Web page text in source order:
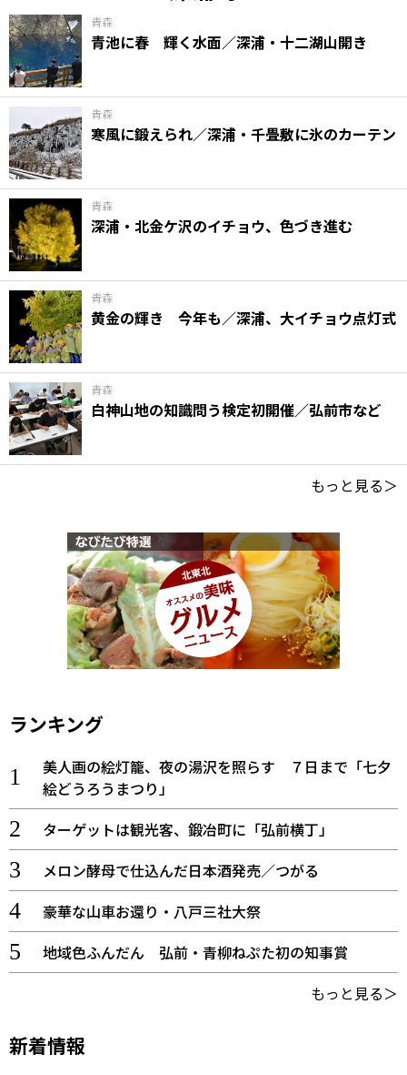
青森
青池に春 輝く水面／深浦・十二湖山開き
青森
寒風に鍛えられ／深浦・千畳敷に氷のカーテン
青森
深浦・北金ケ沢のイチョウ、色づき進む
青森
黄金の輝き 今年も／深浦、大イチョウ点灯式
青森
白神山地の知識問う検定初開催／弘前市など
もっと見る＞
ランキング
美人画の絵灯籠、夜の湯沢を照らす ７日まで「七夕
絵どうろうまつり」
ターゲットは観光客、鍛冶町に「弘前横丁」
メロン酵母で仕込んだ日本酒発売／つがる
豪華な山車お還り・八戸三社大祭
地域色ふんだん 弘前・青柳ねぷた初の知事賞
もっと見る＞
新着情報